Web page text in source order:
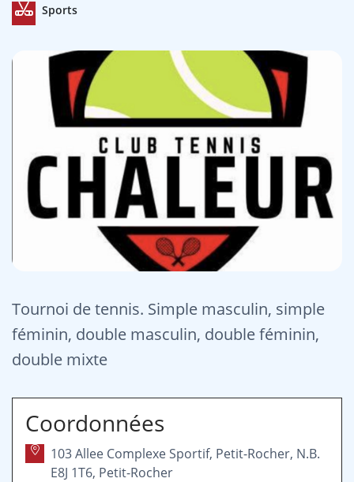
Sports
Tournoi de tennis. Simple masculin, simple
féminin, double masculin, double féminin,
double mixte
Coordonnées
103 Allee Complexe Sportif, Petit-Rocher, N.B.
E8J 1T6, Petit-Rocher